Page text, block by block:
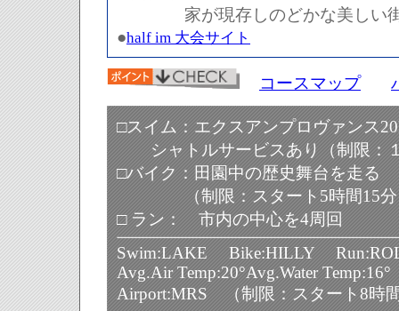
家が現存しのどかな美しい
●half im 大会サイト
コースマップ
□スイム ： エクスアンプロヴァンス
シャトルサービスあり（制限：
□バイク ： 田園中の歴史舞台を走る
（制限：スタート 5時間15
□ ラン ： 市内の中心を4周回
Swim:LAKE Bike:HILLY
Avg.Air Temp:20°Avg.Water Temp:16°
Airport:MRS （制限：スタート8時